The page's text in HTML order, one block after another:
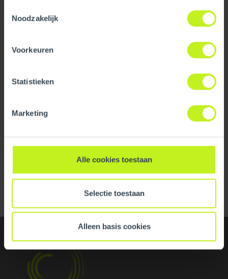
De 'Details tonen' knop geeft per categorie een korte
uitleg. Op onze privacy statementpagina vindt u nadere
informatie. Op deze pagina kunt u tevens uw keuze
ongedaan maken.
Noodzakelijk
Voorkeuren
Statistieken
Marketing
Alle cookies toestaan
Selectie toestaan
Alleen basis cookies
Quick Guide - Large Diameter InnoFlue
Back to overview